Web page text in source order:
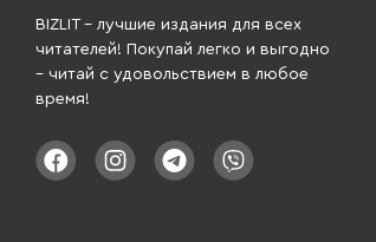
BIZLIT – лучшие издания для всех
читателей! Покупай легко и выгодно
– читай с удовольствием в любое
время!